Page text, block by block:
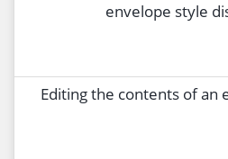
35.07 envelope
35.08 Editing the contents of